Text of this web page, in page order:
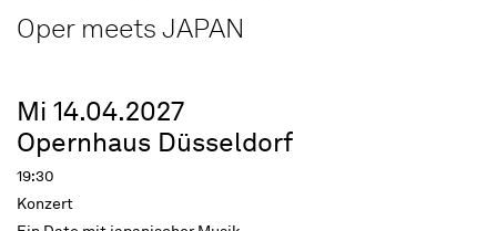
Oper meets JAPAN
Mi 14.04.2027
Opernhaus Düsseldorf
19:30
Konzert